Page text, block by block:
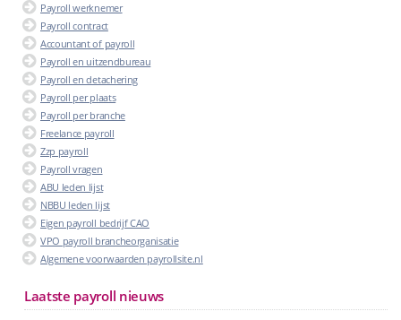
Payroll werknemer
Payroll contract
Accountant of payroll
Payroll en uitzendbureau
Payroll en detachering
Payroll per plaats
Payroll per branche
Freelance payroll
Zzp payroll
Payroll vragen
ABU leden lijst
NBBU leden lijst
Eigen payroll bedrijf CAO
VPO payroll brancheorganisatie
Algemene voorwaarden payrollsite.nl
Laatste payroll nieuws